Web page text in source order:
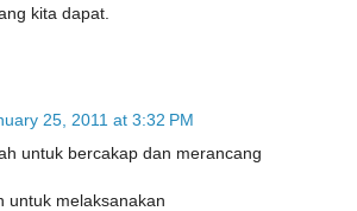
kita dapat.
25, 2011 at 3:32 PM
untuk bercakap dan merancang
untuk melaksanakan